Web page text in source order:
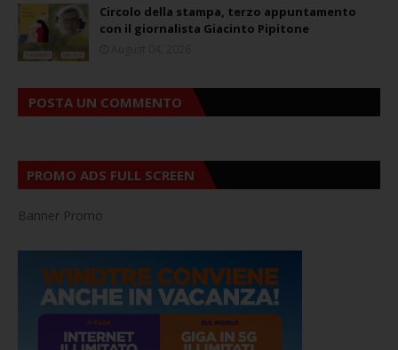
Circolo della stampa, terzo appuntamento
con il giornalista Giacinto Pipitone
POSTA UN COMMENTO
PROMO ADS FULL SCREEN
Banner Promo